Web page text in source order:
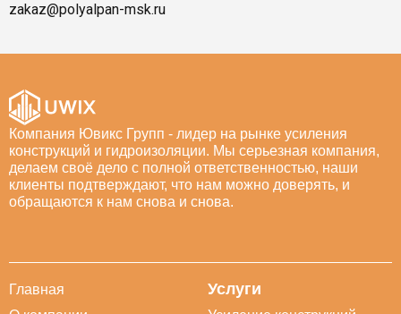
zakaz@polyalpan-msk.ru
Компания Ювикс Групп - лидер на рынке усиления
конструкций и гидроизоляции. Мы серьезная компания,
делаем своё дело с полной ответственностью, наши
клиенты подтверждают, что нам можно доверять, и
обращаются к нам снова и снова.
Главная
Услуги